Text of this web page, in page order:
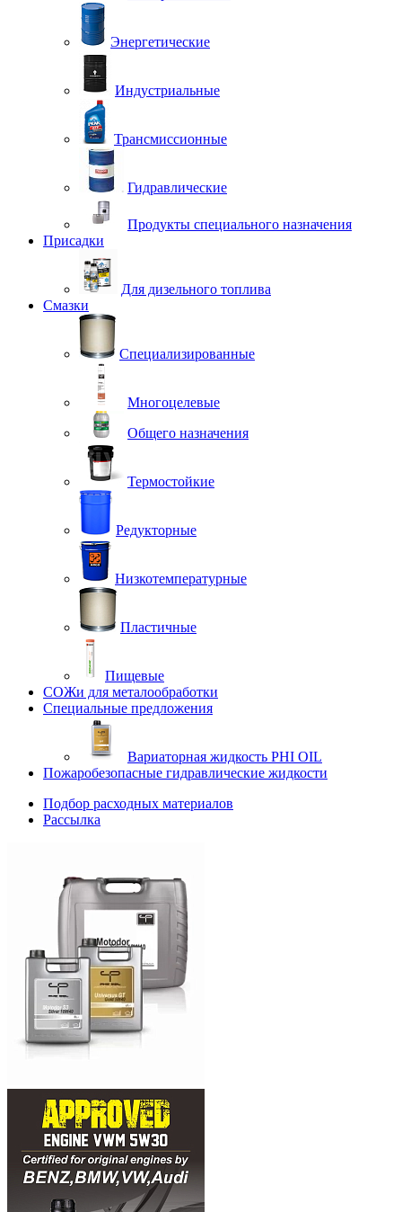
Энергетические
Индустриальные
Трансмиссионные
Гидравлические
Продукты специального назначения
Присадки
Для дизельного топлива
Смазки
Специализированные
Многоцелевые
Общего назначения
Термостойкие
Редукторные
Низкотемпературные
Пластичные
Пищевые
СОЖи для металообработки
Специальные предложения
Вариаторная жидкость PHI OIL
Пожаробезопасные гидравлические жидкости
Подбор расходных материалов
Рассылка